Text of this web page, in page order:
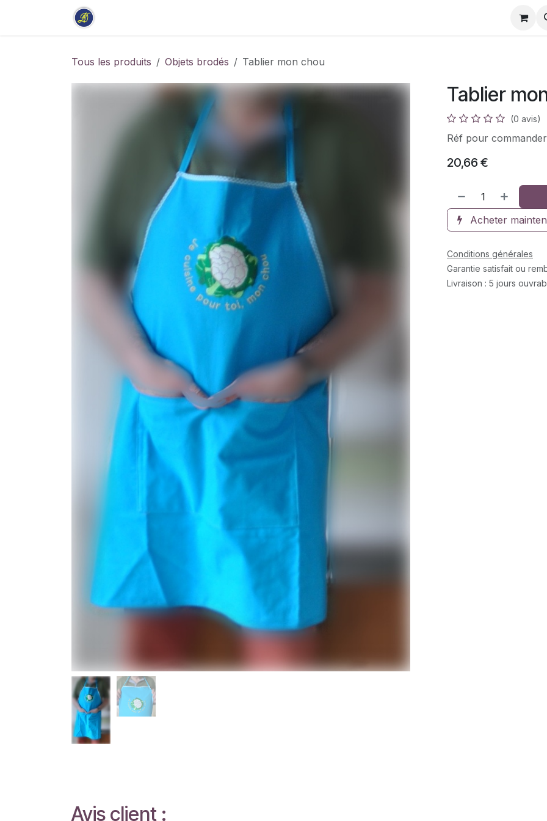
Se rendre au contenu
Tous les produits Objets brodés Tablier mon chou
Tablier
(0 avis)
Réf pour
20,66 €
Acheter
Conditions générales
Garantie satisfait ou
Livraison : 5 jours
Avis client :